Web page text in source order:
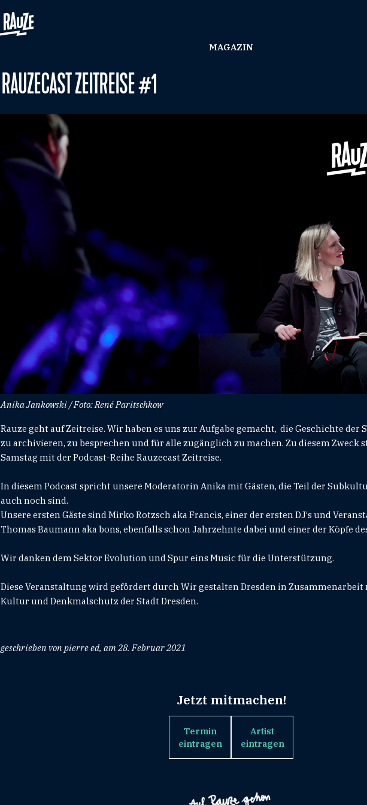
MAGAZIN
RAUZECAST ZEITREISE #1
Anika Jankowski / Foto: René Paritschkow
Rauze geht auf Zeitreise. Wir haben es uns zur Aufgabe gemacht, die Geschichte der
zu archivieren, zu besprechen und für alle zugänglich zu machen. Zu diesem Zweck
Samstag mit der Podcast-Reihe Rauzecast Zeitreise.
In diesem Podcast spricht unsere Moderatorin Anika mit Gästen, die Teil der
auch noch sind.
Unsere ersten Gäste sind Mirko Rotzsch aka Francis, einer der ersten DJ‘s und
Thomas Baumann aka bons, ebenfalls schon Jahrzehnte dabei und einer der Köpfe
Wir danken dem Sektor Evolution und Spur eins Music für die Unterstützung.
Diese Veranstaltung wird gefördert durch Wir gestalten Dresden in
Kultur und Denkmalschutz der Stadt Dresden.
geschrieben von pierre ed, am 28. Februar 2021
Jetzt mitmachen!
Termin
eintragen
Artist
eintragen